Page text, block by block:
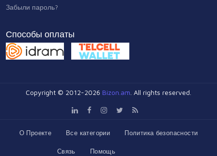
Забыли пароль?
Способы оплаты
Copyright © 2012-2026 Bizon.am . All rights reserved.
О Проекте Все категории Политика безопасности
Связь Помощь